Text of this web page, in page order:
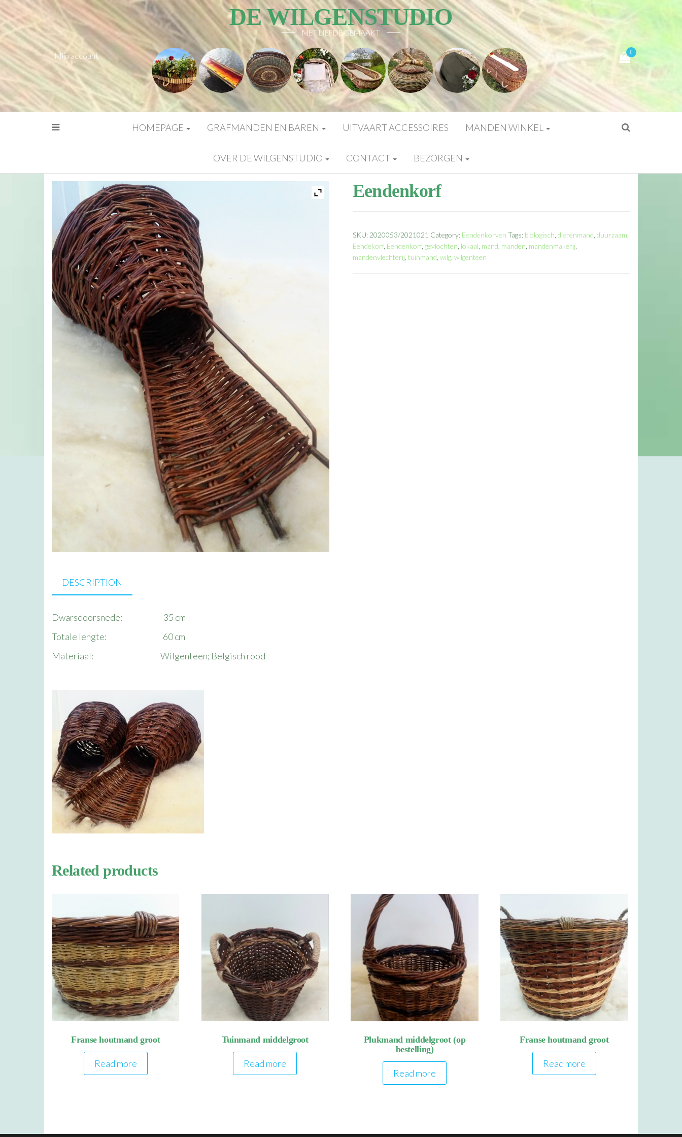
DE WILGENSTUDIO
MET LIEFDE GEMAAKT
0
Mijn account
HOMEPAGE GRAFMANDEN EN BAREN UITVAART ACCESSOIRES MANDEN WINKEL
OVER DE WILGENSTUDIO CONTACT BEZORGEN
Eendenkorf
SKU: 2020053/2021021 Category: Eendenkorven Tags: biologisch dierenmand duurzaam
Eendekorf, Eendenkorf, gevlochten lokaal mand manden mandenmakerij,
mandenvlechterij, tuinmand wilg, wilgenteen
DESCRIPTION
Dwarsdoorsnede: 35 cm
Totale lengte: 60 cm
Materiaal: Wilgenteen; Belgisch rood
Related products
Franse houtmand groot
Read more
Tuinmand middelgroot
Read more
Plukmand middelgroot (op
bestelling)
Read more
Franse houtmand groot
Read more